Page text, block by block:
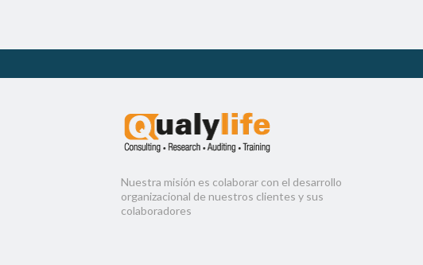
Nuestra misión es colaborar con el desarrollo
organizacional de nuestros clientes y sus
colaboradores